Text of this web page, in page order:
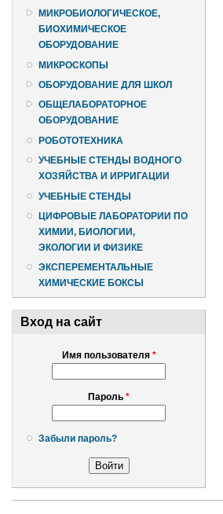
МИКРОБИОЛОГИЧЕСКОЕ,
БИОХИМИЧЕСКОЕ
ОБОРУДОВАНИЕ
МИКРОСКОПЫ
ОБОРУДОВАНИЕ ДЛЯ ШКОЛ
ОБЩЕЛАБОРАТОРНОЕ
ОБОРУДОВАНИЕ
РОБОТОТЕХНИКА
УЧЕБНЫЕ СТЕНДЫ ВОДНОГО
ХОЗЯЙСТВА И ИРРИГАЦИИ
УЧЕБНЫЕ СТЕНДЫ
ЦИФРОВЫЕ ЛАБОРАТОРИИ ПО
ХИМИИ, БИОЛОГИИ,
ЭКОЛОГИИ И ФИЗИКЕ
ЭКСПЕРЕМЕНТАЛЬНЫЕ
ХИМИЧЕСКИЕ БОКСЫ
Вход на сайт
Имя пользователя *
Пароль *
Забыли пароль?